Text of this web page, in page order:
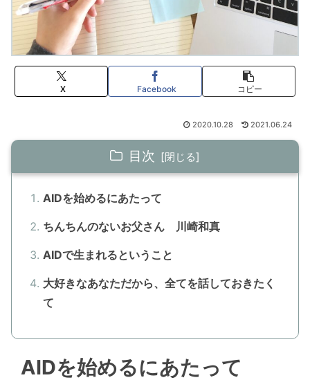
X Facebook コピー
2020.10.28 2021.06.24
目次
AIDを始めるにあたって
ちんちんのないお父さん 川崎和真
AIDで生まれるということ
大好きなあなただから、全てを話しておきたく
て
AIDを始めるにあたって